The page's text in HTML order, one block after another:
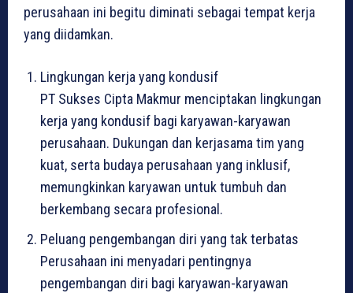
perusahaan ini begitu diminati sebagai tempat kerja
yang diidamkan.
Lingkungan kerja yang kondusif
PT Sukses Cipta Makmur menciptakan lingkungan
kerja yang kondusif bagi karyawan-karyawan
perusahaan. Dukungan dan kerjasama tim yang
kuat, serta budaya perusahaan yang inklusif,
memungkinkan karyawan untuk tumbuh dan
berkembang secara profesional.
Peluang pengembangan diri yang tak terbatas
Perusahaan ini menyadari pentingnya
pengembangan diri bagi karyawan-karyawan